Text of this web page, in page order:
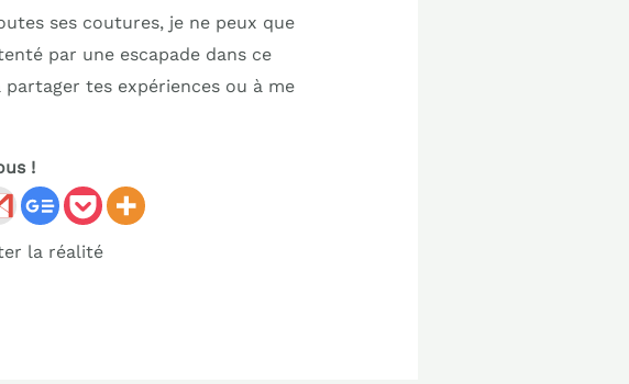
ses coutures, je ne peux que
par une escapade dans ce
partager tes expériences ou à me
!
la réalité